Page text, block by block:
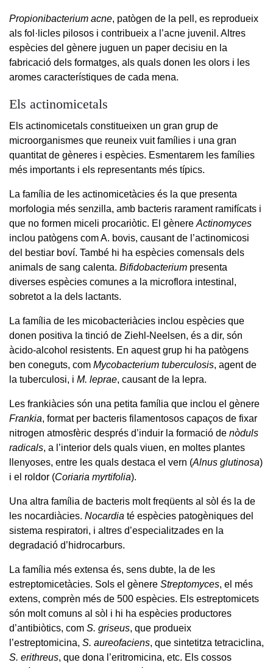
Propionibacterium acne, patògen de la pell, es reprodueix
als fol·licles pilosos i contribueix a l’acne juvenil. Altres
espècies del gènere juguen un paper decisiu en la
fabricació dels formatges, als quals donen les olors i les
aromes característiques de cada mena.
Els actinomicetals
Els actinomicetals constitueixen un gran grup de
microorganismes que reuneix vuit famílies i una gran
quantitat de gèneres i espècies. Esmentarem les famílies
més importants i els representants més típics.
La família de les actinomicetàcies és la que presenta
morfologia més senzilla, amb bacteris rarament ramifícats i
que no formen miceli procariòtic. El gènere Actinomyces
inclou patògens com A. bovis, causant de l’actinomicosi
del bestiar boví. També hi ha espècies comensals dels
animals de sang calenta. Bifidobacterium presenta
diverses espècies comunes a la microflora intestinal,
sobretot a la dels lactants.
La família de les micobacteriàcies inclou espècies que
donen positiva la tinció de Ziehl-Neelsen, és a dir, són
àcido-alcohol resistents. En aquest grup hi ha patògens
ben coneguts, com Mycobacterium tuberculosis, agent de
la tuberculosi, i M. leprae, causant de la lepra.
Les frankiàcies són una petita família que inclou el gènere
Frankia, format per bacteris filamentosos capaços de fixar
nitrogen atmosfèric després d’induir la formació de nòduls
radicals, a l’interior dels quals viuen, en moltes plantes
llenyoses, entre les quals destaca el vern (Alnus glutinosa)
i el roldor (Coriaria myrtifolia).
Una altra família de bacteris molt freqüents al sòl és la de
les nocardiàcies. Nocardia té espècies patogèniques del
sistema respiratori, i altres d’especialitzades en la
degradació d’hidrocarburs.
La família més extensa és, sens dubte, la de les
estreptomicetàcies. Sols el gènere Streptomyces, el més
extens, comprèn més de 500 espècies. Els estreptomicets
són molt comuns al sòl i hi ha espècies productores
d’antibiòtics, com S. griseus, que produeix
l’estreptomicina, S. aureofaciens, que sintetitza tetraciclina,
S. erithreus, que dona l’eritromicina, etc. Els cossos